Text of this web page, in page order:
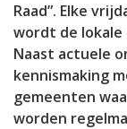
Raad”. Elke
wordt de lokale
Naast actuele
kennismaking
gemeenten
worden